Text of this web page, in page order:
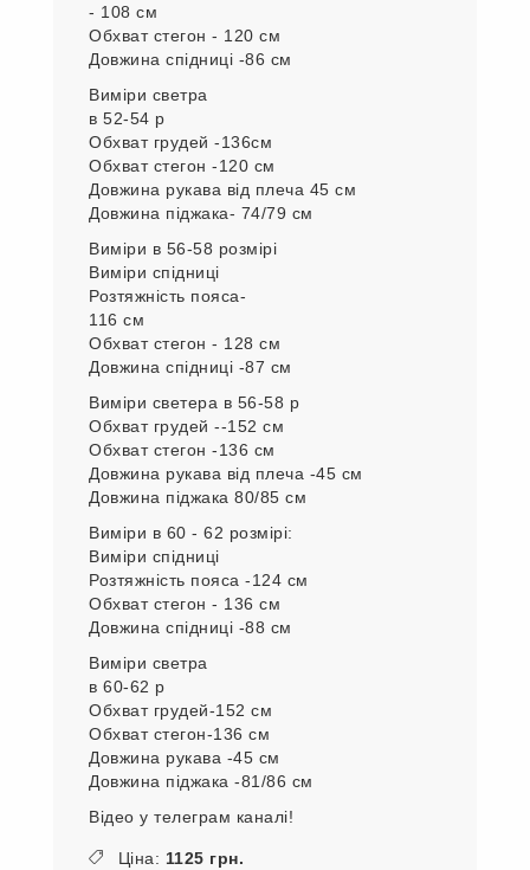
- 108 см
Обхват стегон - 120 см
Довжина спідниці -86 см
Виміри светра
в 52-54 р
Обхват грудей -136см
Обхват стегон -120 см
Довжина рукава від плеча 45 см
Довжина піджака- 74/79 см
Виміри в 56-58 розмірі
Виміри спідниці
Розтяжність пояса-
116 см
Обхват стегон - 128 см
Довжина спідниці -87 см
Виміри светера в 56-58 р
Обхват грудей --152 см
Обхват стегон -136 см
Довжина рукава від плеча -45 см
Довжина піджака 80/85 см
Виміри в 60 - 62 розмірі:
Виміри спідниці
Розтяжність пояса -124 см
Обхват стегон - 136 см
Довжина спідниці -88 см
Виміри светра
в 60-62 р
Обхват грудей-152 см
Обхват стегон-136 см
Довжина рукава -45 см
Довжина піджака -81/86 см
Відео у телеграм каналі!
Ціна: 1125 грн.